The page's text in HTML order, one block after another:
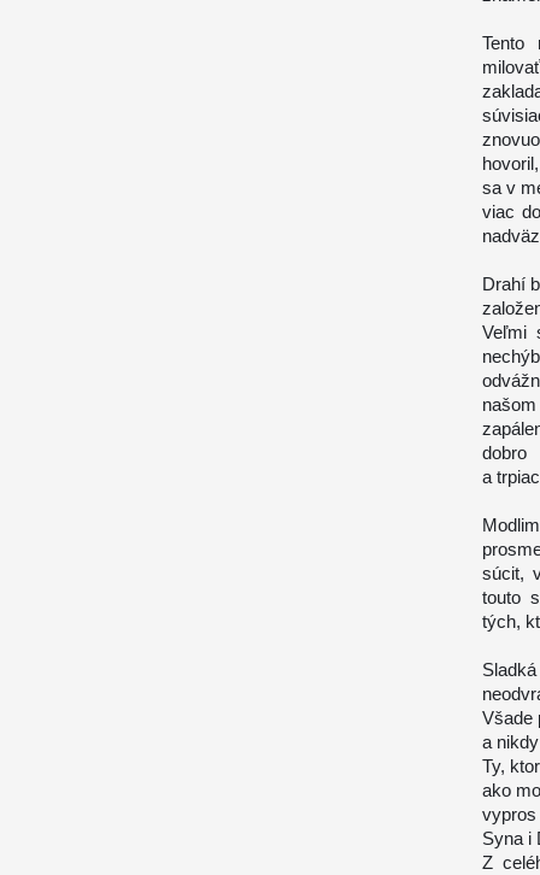
Tento
sa v
viac
Drahí
Veľmi
dobro
a
súcit,
touto
tých,
Všade
a
Ty,
ako
vypros
Syna i
Z